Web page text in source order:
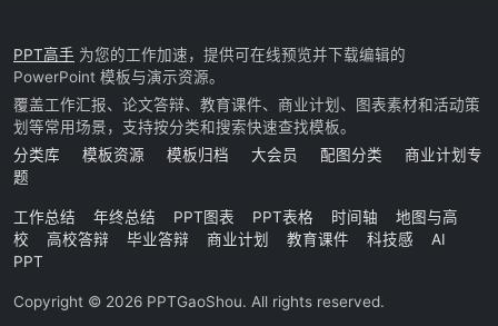
PPT高手 为您的工作加速，提供可在线预览并下载编辑的
PowerPoint 模板与演示资源。
覆盖工作汇报、论文答辩、教育课件、商业计划、图表素材和活动策
划等常用场景，支持按分类和搜索快速查找模板。
分类库
模板资源 模板归档 大会员 配图分类
商业计划专
题
工作总结 年终总结 PPT图表 PPT表格 时间轴
地图与高
校
高校答辩 毕业答辩 商业计划 教育课件 科技感
AI
PPT
Copyright © 2026 PPTGaoShou. All rights reserved.